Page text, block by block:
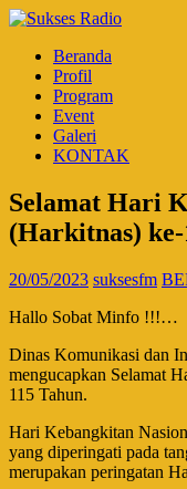
Beranda
Profil
Program
Event
Galeri
KONTAK
Selamat Hari
(Harkitnas) ke-
20/05/2023 suksesfm
Hallo Sobat Minfo !!!…
Dinas Komunikasi dan
mengucapkan Selamat
115 Tahun.
Hari Kebangkitan
yang diperingati pada
merupakan peringatan